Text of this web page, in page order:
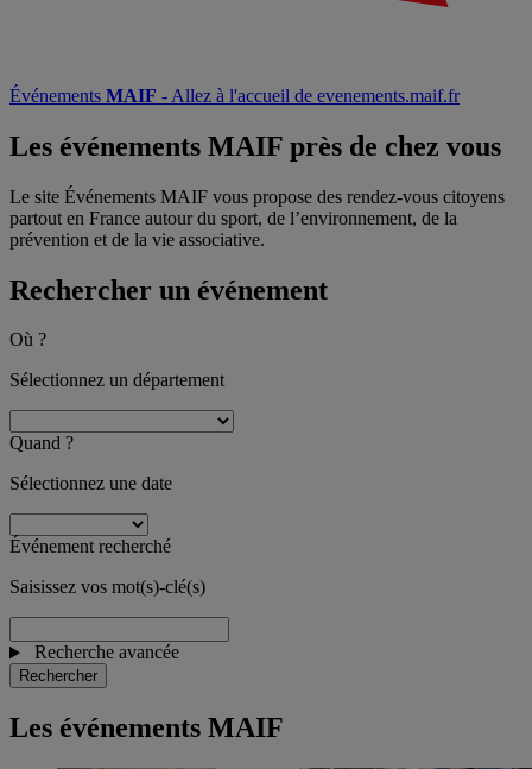
Événements MAIF - Allez à l'accueil de evenements.maif.fr
Les événements MAIF près de chez vous
Le site Événements MAIF vous propose des rendez-vous citoyens
partout en France autour du sport, de l’environnement, de la
prévention et de la vie associative.
Rechercher un événement
Où ?
Sélectionnez un département
Quand ?
Sélectionnez une date
Événement recherché
Saisissez vos mot(s)-clé(s)
Recherche avancée
Rechercher
Les événements MAIF